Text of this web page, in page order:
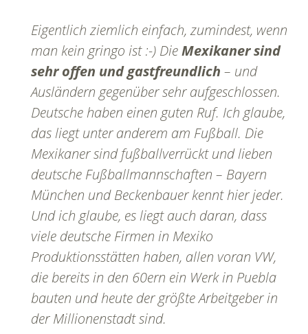
Eigentlich ziemlich einfach, zumindest, wenn
man kein gringo ist :-) DieMexikaner sind
sehr offen und gastfreundlich – und
Ausländern gegenüber sehr aufgeschlossen.
Deutsche haben einen guten Ruf. Ich glaube,
das liegt unter anderem am Fußball. Die
Mexikaner sind fußballverrückt und lieben
deutsche Fußballmannschaften – Bayern
München und Beckenbauer kennt hier jeder.
Und ich glaube, es liegt auch daran, dass
viele deutsche Firmen in Mexiko
Produktionsstätten haben, allen voran VW,
die bereits in den 60ern ein Werk in Puebla
bauten und heute der größte Arbeitgeber in
der Millionenstadt sind.